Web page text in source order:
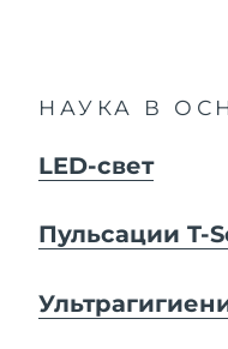
НАУКА В
LED-свет
Пульсации T-
FOREO APP